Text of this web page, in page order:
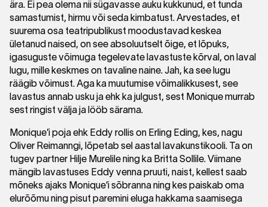
ära. Ei pea olema nii sügavasse auku kukkunud, et tunda
samastumist, hirmu või seda kimbatust. Arvestades, et
suurema osa teatripublikust moodustavad keskea
ületanud naised, on see absoluutselt õige, et lõpuks,
igasuguste võimuga tegelevate lavastuste kõrval, on laval
lugu, mille keskmes on tavaline naine. Jah, ka see lugu
räägib võimust. Aga ka muutumise võimalikkusest, see
lavastus annab usku ja ehk ka julgust, sest Monique murrab
sest ringist välja ja lööb särama.
Monique’i poja ehk Eddy rollis on Erling Eding, kes, nagu
Oliver Reimanngi, lõpetab sel aastal lavakunstikooli. Ta on
tugev partner Hilje Murelile ning ka Britta Sollile. Viimane
mängib lavastuses Eddy venna pruuti, naist, kellest saab
mõneks ajaks Monique’i sõbranna ning kes paiskab oma
elurõõmu ning pisut paremini eluga hakkama saamisega